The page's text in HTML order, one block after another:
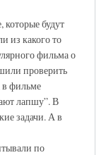
которые будут
из какого то
фильма о
проверить
фильме
лапшу”. В
задачи. А в
по